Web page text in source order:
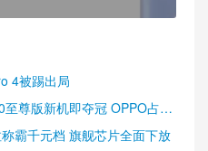
4被踢出局
尊版新机即夺冠 OPPO占据
霸千元档 旗舰芯片全面下放